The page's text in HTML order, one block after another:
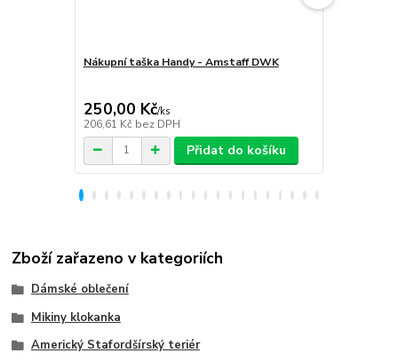
Nákupní taška Handy - Amstaff DWK
250,00 Kč/ks
206,61 Kč bez DPH
Přidat do košíku
Zboží zařazeno v kategoriích
Dámské oblečení
Mikiny klokanka
Americký Stafordšírský teriér